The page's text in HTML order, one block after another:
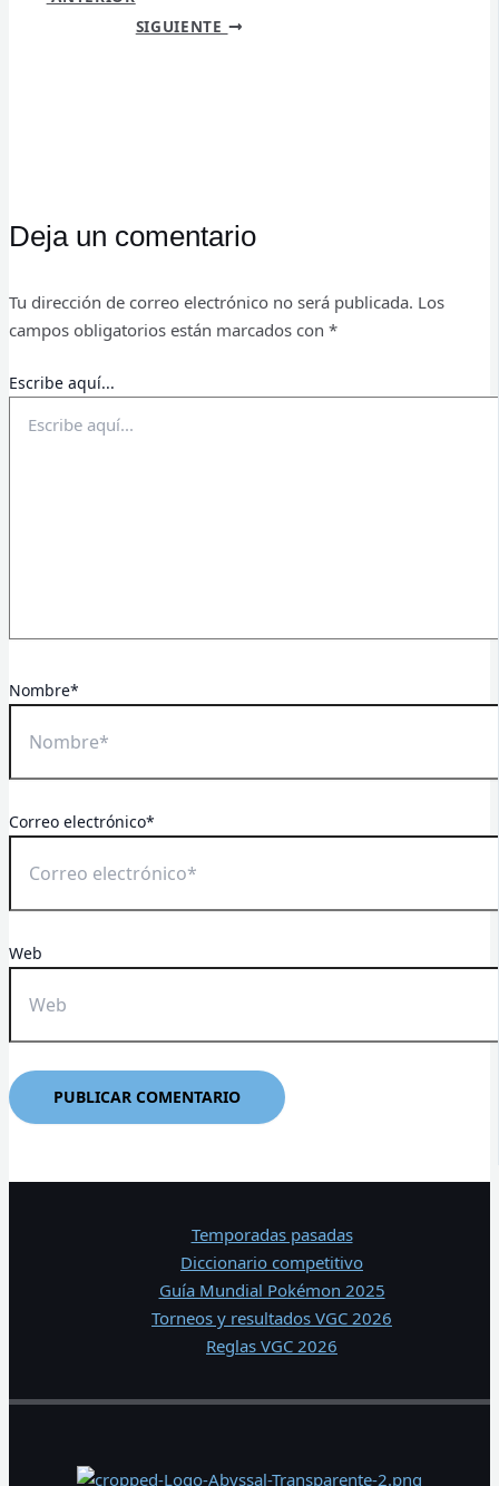
SIGUIENTE
Deja un comentario
Tu dirección de correo electrónico no será publicada. Los
campos obligatorios están marcados con *
Escribe aquí...
Nombre*
Correo electrónico*
Web
Temporadas pasadas
Diccionario competitivo
Guía Mundial Pokémon 2025
Torneos y resultados VGC 2026
Reglas VGC 2026